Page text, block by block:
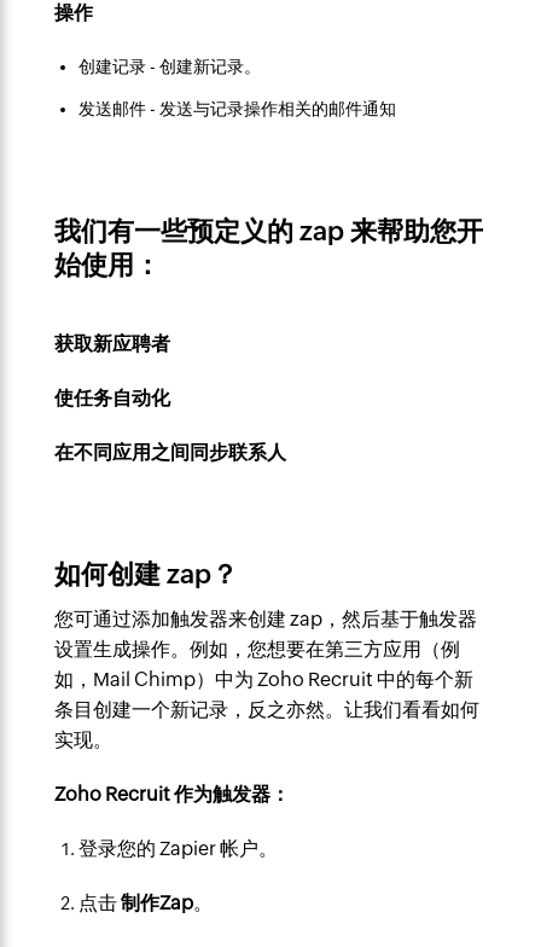
操作
创建记录 - 创建新记录。
发送邮件 - 发送与记录操作相关的邮件通知
我们有一些预定义的 zap 来帮助您开
始使用：
获取新应聘者
使任务自动化
在不同应用之间同步联系人
如何创建 zap？
您可通过添加触发器来创建 zap，然后基于触发器
设置生成操作。 例如，您想要在第三方应用（例
如，Mail Chimp）中为 Zoho Recruit 中的每个新
条目创建一个新记录，反之亦然。让我们看看如何
实现。
Zoho Recruit 作为触发器：
登录您的 Zapier 帐户。
点击制作Zap。